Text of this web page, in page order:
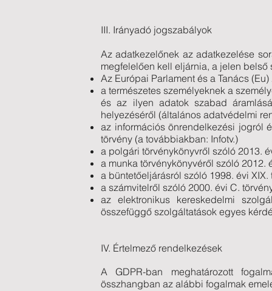
III. Irányadó jogszabályok
Az adatkezelőnek az adatkezelése
megfelelően kell eljárnia, a jelen
Az Európai Parlament és a Tanács
a természetes személyeknek a
és az ilyen adatok szabad
helyezéséről (általános adatvédelmi
az információs önrendelkezési jogról
törvény (a továbbiakban: Infotv.)
a polgári törvénykönyvről szóló 2013.
a munka törvénykönyvéről szóló 2012.
a büntetőeljárásról szóló 1998. évi
a számvitelről szóló 2000. évi C.
az elektronikus kereskedelmi
összefüggő szolgáltatások egyes
IV. Értelmező rendelkezések
A GDPR-ban meghatározott
összhangban az alábbi fogalmak